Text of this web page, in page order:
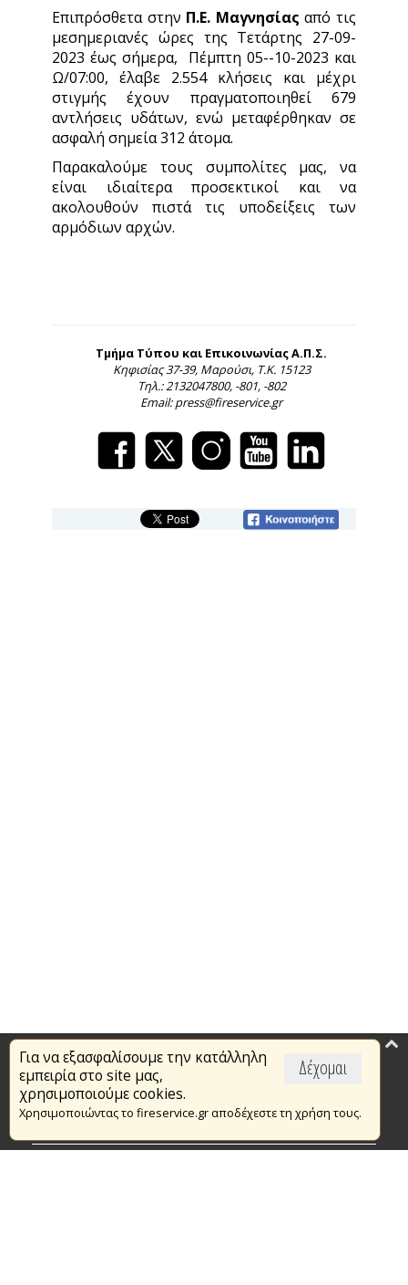
Επιπρόσθετα στην Π.Ε. Μαγνησίας από τις
μεσημεριανές ώρες της Τετάρτης 27-09-
2023 έως σήμερα, Πέμπτη 05--10-2023 και
Ω/07:00, έλαβε 2.554 κλήσεις και μέχρι
στιγμής έχουν πραγματοποιηθεί 679
αντλήσεις υδάτων, ενώ μεταφέρθηκαν σε
ασφαλή σημεία 312 άτομα.
Παρακαλούμε τους συμπολίτες μας, να
είναι ιδιαίτερα προσεκτικοί και να
ακολουθούν πιστά τις υποδείξεις των
αρμόδιων αρχών.
Τμήμα Τύπου και Επικοινωνίας Α.Π.Σ.
Κηφισίας 37-39, Μαρούσι, Τ.Κ. 15123
Τηλ.: 2132047800, -801, -802
Email: press@fireservice.gr
Δέχομαι
Για να εξασφαλίσουμε την κατάλληλη
εμπειρία στο site μας,
χρησιμοποιούμε cookies.
Χρησιμοποιώντας το fireservice.gr αποδέχεστε τη χρήση τους.
Επικαιρότητα
Το Πυροσβεστικό Σώμα